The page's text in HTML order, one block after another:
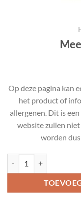
Op deze pagina kan
het product of
allergenen. Dit is
website zullen
worden